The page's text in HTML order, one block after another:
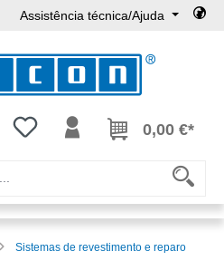
Assistência técnica/Ajuda
Tem 0 itens da lista de desejos
0,00 €*
Sistemas de revestimento e reparo